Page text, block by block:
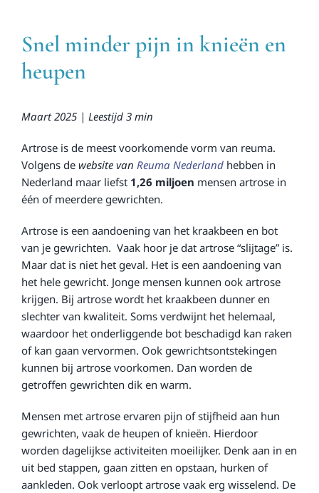
Snel minder pijn in knieën en
heupen
Maart 2025 | Leestijd 3 min
Artrose is de meest voorkomende vorm van reuma.
Volgens de website van Reuma Nederland hebben in
Nederland maar liefst 1,26 miljoen mensen artrose in
één of meerdere gewrichten.
Artrose is een aandoening van het kraakbeen en bot
van je gewrichten. Vaak hoor je dat artrose “slijtage” is.
Maar dat is niet het geval. Het is een aandoening van
het hele gewricht. Jonge mensen kunnen ook artrose
krijgen. Bij artrose wordt het kraakbeen dunner en
slechter van kwaliteit. Soms verdwijnt het helemaal,
waardoor het onderliggende bot beschadigd kan raken
of kan gaan vervormen. Ook gewrichtsontstekingen
kunnen bij artrose voorkomen. Dan worden de
getroffen gewrichten dik en warm.
Mensen met artrose ervaren pijn of stijfheid aan hun
gewrichten, vaak de heupen of knieën. Hierdoor
worden dagelijkse activiteiten moeilijker. Denk aan in en
uit bed stappen, gaan zitten en opstaan, hurken of
aankleden. Ook verloopt artrose vaak erg wisselend. De